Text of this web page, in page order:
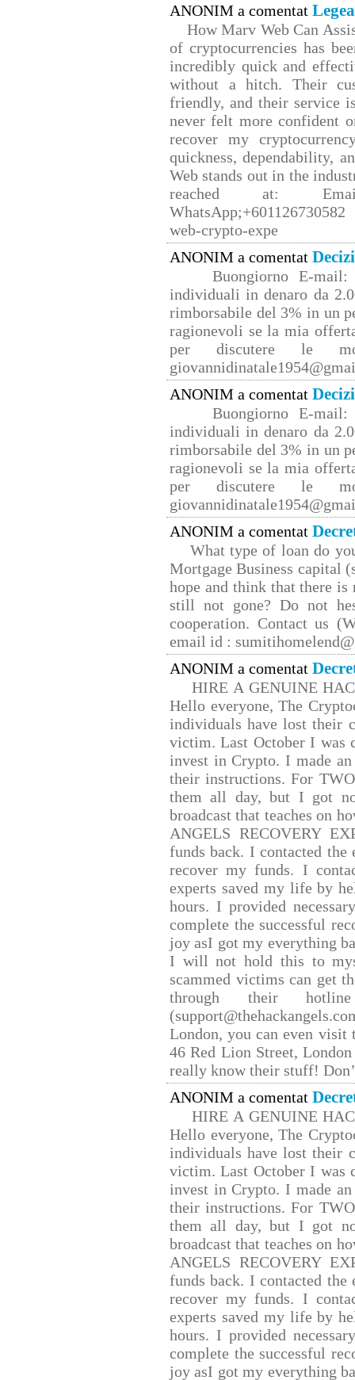
ANONIM a comentat
How Marv Web Can
of cryptocurrencies has
incredibly quick and
without a hitch. Their
friendly, and their service
never felt more confident
recover my
quickness, dependability,
Web stands out in the
reached at: Email
web-crypto-expe
ANONIM a comentat
Buongiorno E-mail:
individuali in denaro da
rimborsabile del 3% in un
ragionevoli se la mia
per discutere le
ANONIM a comentat
Buongiorno E-mail:
individuali in denaro da
rimborsabile del 3% in un
ragionevoli se la mia
per discutere le
ANONIM a comentat
What type of loan do
Mortgage Business capital
hope and think that there
still not gone? Do not
cooperation. Contact us
email id :
ANONIM a comentat
HIRE A GENUINE
Hello everyone, The
individuals have lost their
victim. Last October I was
invest in Crypto. I made
their instructions. For
them all day, but I got
broadcast that teaches on
ANGELS RECOVERY
funds back. I contacted
recover my funds. I
experts saved my life by
hours. I provided
complete the successful
joy asI got my everything
I will not hold this to
scammed victims can get
through their hotline
London, you can even
46 Red Lion Street,
really know their stuff!
ANONIM a comentat
HIRE A GENUINE
Hello everyone, The
individuals have lost their
victim. Last October I was
invest in Crypto. I made
their instructions. For
them all day, but I got
broadcast that teaches on
ANGELS RECOVERY
funds back. I contacted
recover my funds. I
experts saved my life by
hours. I provided
complete the successful
joy asI got my everything